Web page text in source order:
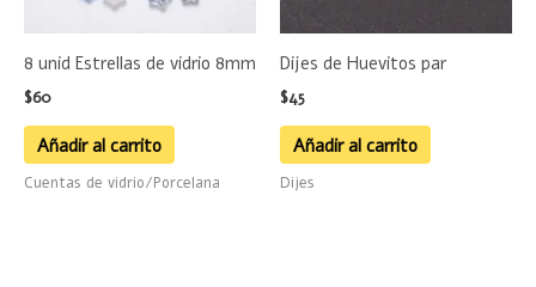
8 unid Estrellas de vidrio 8mm
$60
Añadir al carrito
Cuentas de vidrio/Porcelana
Dijes de Huevitos par
$45
Añadir al carrito
Dijes